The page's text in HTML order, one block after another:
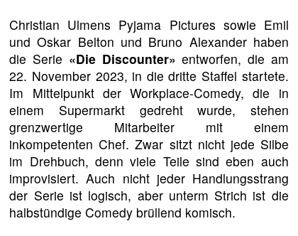
Christian Ulmens Pyjama Pictures sowie Emil
und Oskar Belton und Bruno Alexander haben
die Serie «Die Discounter» entworfen, die am
22. November 2023, in die dritte Staffel startete.
Im Mittelpunkt der Workplace-Comedy, die in
einem Supermarkt gedreht wurde, stehen
grenzwertige Mitarbeiter mit einem
inkompetenten Chef. Zwar sitzt nicht jede Silbe
im Drehbuch, denn viele Teile sind eben auch
improvisiert. Auch nicht jeder Handlungsstrang
der Serie ist logisch, aber unterm Strich ist die
halbstündige Comedy brüllend komisch.